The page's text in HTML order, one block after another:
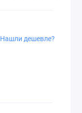
Нашли дешевле?